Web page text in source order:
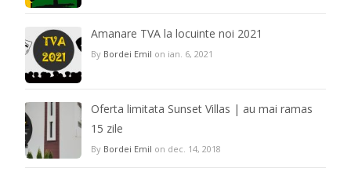
Amanare TVA la locuinte noi 2021
By Bordei Emil on ian. 6, 2021
Oferta limitata Sunset Villas | au mai ramas
15 zile
By Bordei Emil on dec. 14, 2018